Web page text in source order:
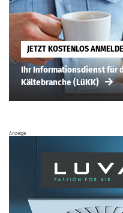
JETZT KOSTENLOS
Ihr Informationsdienst für
Kältebranche (LüKK)
Anzeige